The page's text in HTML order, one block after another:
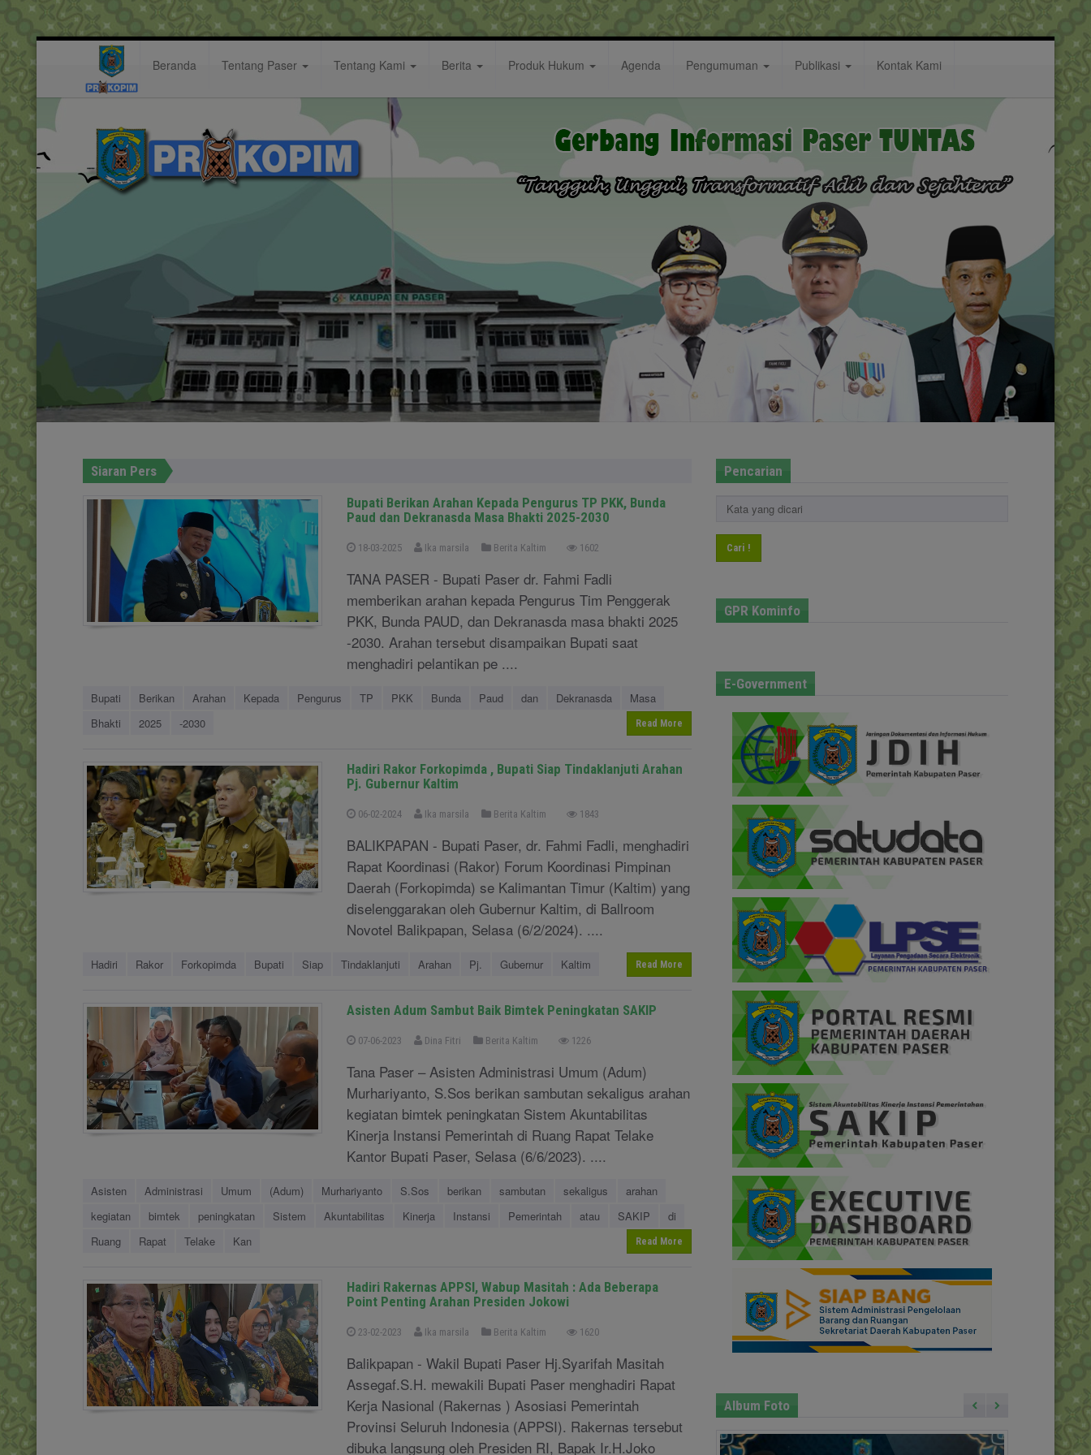
Beranda Tentang Paser Tentang Kami Berita Produk Hukum Agenda Pengumuman Publikasi Kontak Kami
Hastag:
Siaran Pers
Bupati Berikan Arahan Kepada Pengurus TP PKK, Bunda
Paud dan Dekranasda Masa Bhakti 2025-2030
18-03-2025 Ika marsila Berita Kaltim 1602
TANA PASER - Bupati Paser dr. Fahmi Fadli
memberikan arahan kepada Pengurus Tim Penggerak
PKK, Bunda PAUD, dan Dekranasda masa bhakti 2025
-2030. Arahan tersebut disampaikan Bupati saat
menghadiri pelantikan pe ....
Bupati Berikan Arahan Kepada Pengurus TP PKK Bunda Paud dan Dekranasda
Masa
Bhakti
2025 -2030 Read More
Hadiri Rakor Forkopimda , Bupati Siap Tindaklanjuti Arahan
Pj. Gubernur Kaltim
06-02-2024 Ika marsila Berita Kaltim 1843
BALIKPAPAN - Bupati Paser, dr. Fahmi Fadli, menghadiri
Rapat Koordinasi (Rakor) Forum Koordinasi Pimpinan
Daerah (Forkopimda) se Kalimantan Timur (Kaltim) yang
diselenggarakan oleh Gubernur Kaltim, di Ballroom
Novotel Balikpapan, Selasa (6/2/2024). ....
Hadiri Rakor Forkopimda Bupati Siap Tindaklanjuti Arahan Pj. Gubernur Kaltim Read More
Asisten Adum Sambut Baik Bimtek Peningkatan SAKIP
07-06-2023 Dina Fitri Berita Kaltim 1226
Tana Paser – Asisten Administrasi Umum (Adum)
Murhariyanto, S.Sos berikan sambutan sekaligus arahan
kegiatan bimtek peningkatan Sistem Akuntabilitas
Kinerja Instansi Pemerintah di Ruang Rapat Telake
Kantor Bupati Paser, Selasa (6/6/2023). ....
Asisten Administrasi Umum (Adum) Murhariyanto S.Sos berikan sambutan sekaligus
arahan
kegiatan
bimtek peningkatan Sistem Akuntabilitas Kinerja Instansi Pemerintah atau SAKIP
di
Ruang
Rapat Telake Kan Read More
Hadiri Rakernas APPSI, Wabup Masitah : Ada Beberapa
Point Penting Arahan Presiden Jokowi
23-02-2023 Ika marsila Berita Kaltim 1620
Balikpapan - Wakil Bupati Paser Hj.Syarifah Masitah
Assegaf.S.H. mewakili Bupati Paser menghadiri Rapat
Kerja Nasional (Rakernas ) Asosiasi Pemerintah
Provinsi Seluruh Indonesia (APPSI). Rakernas tersebut
dibuka langsung oleh Presiden RI, Bapak Ir.H.Joko
Pencarian
Cari !
GPR Kominfo
E-Government
Album Foto